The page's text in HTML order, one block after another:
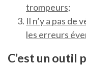
trompeurs;
Il n’y a pas
les erreurs
C’est un outil